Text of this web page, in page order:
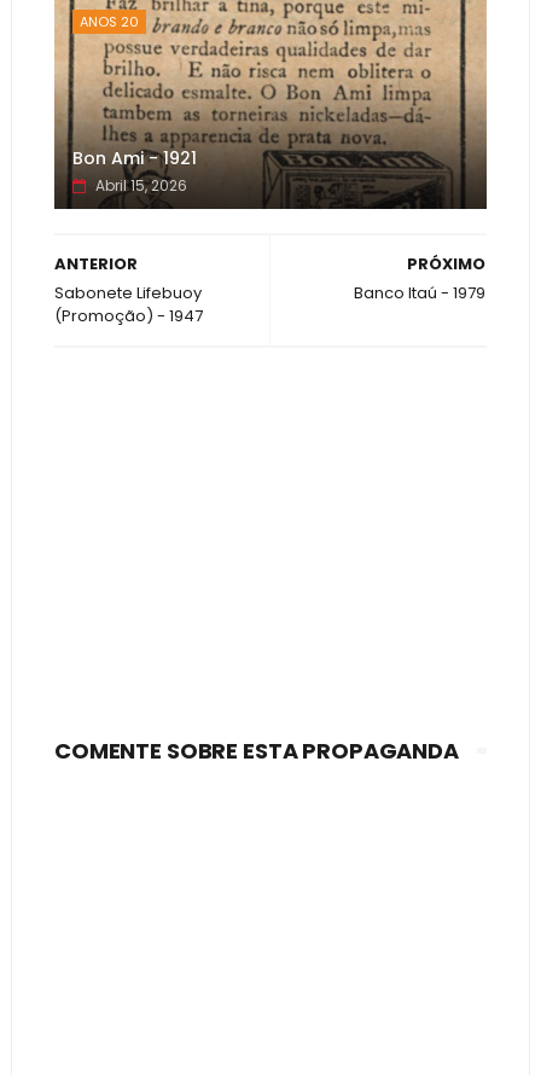
ANOS 20
Bon Ami - 1921
Abril 15, 2026
PRÓXIMO
Banco Itaú - 1979
ANTERIOR
Sabonete Lifebuoy
(Promoção) - 1947
COMENTE SOBRE ESTA PROPAGANDA